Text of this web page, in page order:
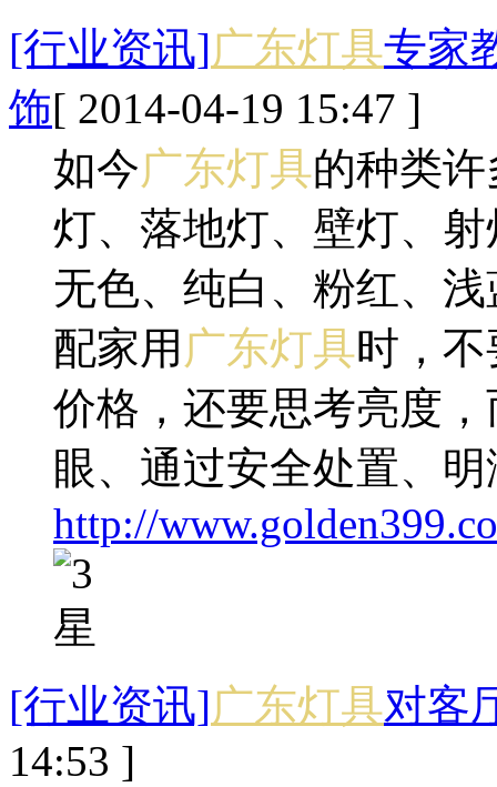
[行业资讯]广东灯具专家
饰[ 2014-04-19 15:47 ]
如今广东灯具的种类
灯、落地灯、壁灯、
无色、纯白、粉红、
配家用 广东灯具时，
价格，还要思考亮度
眼、通过安全处置、
http://
[行业资讯]广东灯具对客
14:53 ]